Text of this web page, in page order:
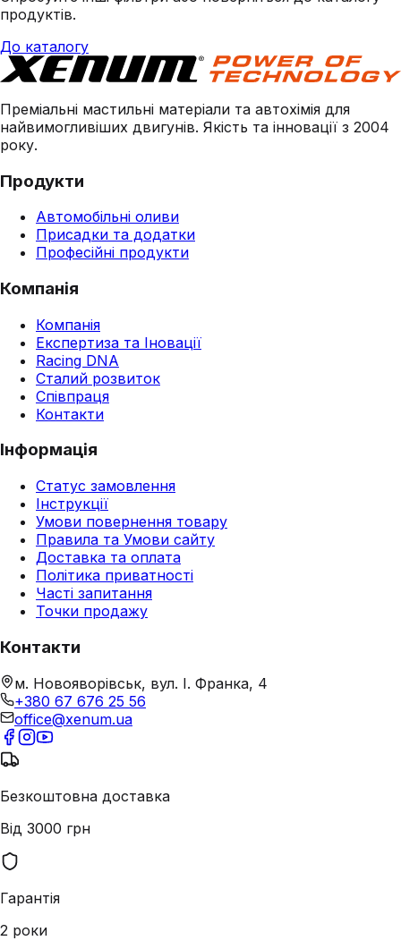
продуктів.
До каталогу
Преміальні мастильні матеріали та автохімія для
найвимогливіших двигунів. Якість та інновації з 2004
року.
Продукти
Автомобільні оливи
Присадки та додатки
Професійні продукти
Компанія
Компанія
Експертиза та Іновації
Racing DNA
Сталий розвиток
Співпраця
Контакти
Інформація
Статус замовлення
Інструкції
Умови повернення товару
Правила та Умови сайту
Доставка та оплата
Політика приватності
Часті запитання
Точки продажу
Контакти
м. Новояворівськ, вул. І. Франка, 4
+380 67 676 25 56
office@xenum.ua
Безкоштовна доставка
Від 3000 грн
Гарантія
2 роки